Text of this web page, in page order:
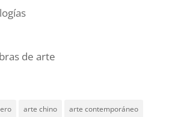
de arte
arte chino arte contemporáneo